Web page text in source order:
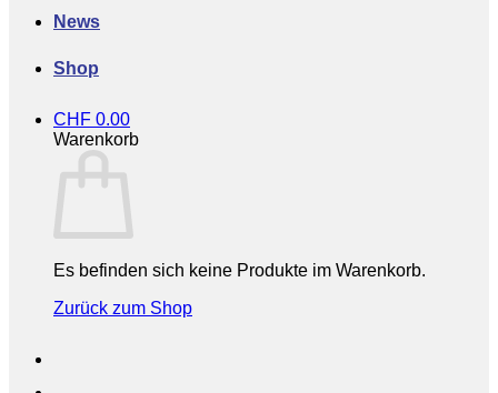
News
Shop
CHF 0.00
Warenkorb
Es befinden sich keine Produkte im Warenkorb.
Zurück zum Shop